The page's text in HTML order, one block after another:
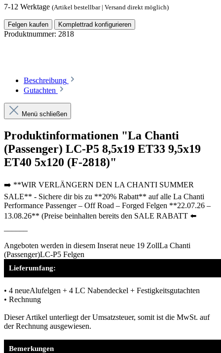
7-12 Werktage (Artikel bestellbar | Versand direkt möglich)
Felgen kaufen Komplettrad konfigurieren
Produktnummer: 2818
Beschreibung
Gutachten
Menü schließen
Produktinformationen "La Chanti
(Passenger) LC-P5 8,5x19 ET33 9,5x19
ET40 5x120 (F-2818)"
➡️ **WIR VERLÄNGERN DEN LA CHANTI SUMMER
SALE** - Sichere dir bis zu **20% Rabatt** auf alle La Chanti
Performance Passenger – Off Road – Forged Felgen **22.07.26 –
13.08.26** (Preise beinhalten bereits den SALE RABATT ⬅️
Angeboten werden in diesem Inserat neue 19 ZollLa Chanti
(Passenger)LC-P5 Felgen
Lieferumfang:
• 4 neueAlufelgen + 4 LC Nabendeckel + Festigkeitsgutachten
• Rechnung
Dieser Artikel unterliegt der Umsatzsteuer, somit ist die MwSt. auf
der Rechnung ausgewiesen.
Bemerkungen